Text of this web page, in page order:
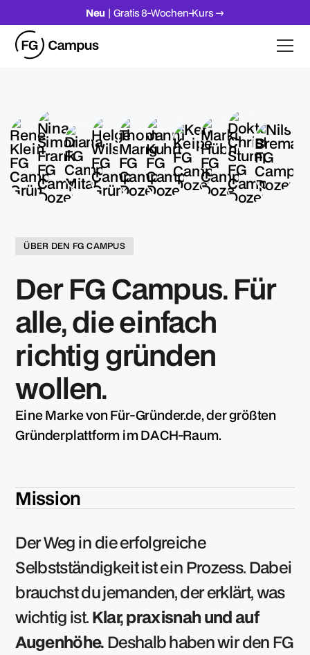
Neu | Gratis 8-Wochen-Kurs →
ÜBER DEN FG CAMPUS
Der FG Campus. Für
alle, die einfach
richtig gründen
wollen.
Eine Marke von Für-Gründer.de, der größten
Gründerplattform im DACH-Raum.
Mission
Der Weg in die erfolgreiche
Selbstständigkeit ist ein Prozess. Dabei
brauchst du jemanden, der erklärt, was
wichtig ist.Klar, praxisnah und auf
Augenhöhe.Deshalb haben wir den FG